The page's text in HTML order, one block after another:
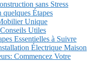
sans Stress
Étapes
Unique
Utiles
Essentielles à Suivre
Électrique Maison
Commencez Votre